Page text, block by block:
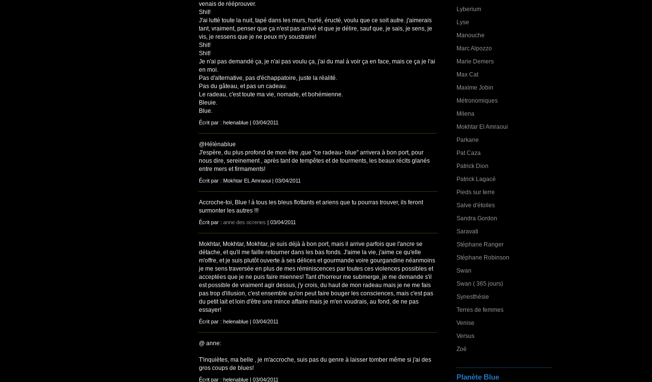
Lyberium
Lyse
Manouche
Marc Alpozzo
Marie Demers
Max Cat
Maxime Jobin
Métronomiques
Milena
Mokhtar El Amraoui
Parkane
Pat Caza
Patrick Dion
Patrick Lagacé
Pieds sur terre
Salve d'étoiles
Sandra Gordon
Saravati
Stéphane Ranger
Stéphane Robinson
Swan
Swan ( 365 jours)
Synesthésie
Terres de femmes
Venise
Versus
Zoé
Planète Blue
venais de rééprouver.
Shit!
J'ai lutté toute la nuit, tapé dans les murs, hurlé, éructé, voulu que ce soit autre. j'aimerais
tant, vraiment, penser que ça n'est pas arrivé et que je délire, sauf que, je sais, je sens, je
vis, je ressens que je ne peux m'y soustraire!
Shit!
Shit!
Je n'ai pas demandé ça, je n'ai pas voulu ça, j'ai du mal à voir ça en face, mais ce ça je l'ai
en moi.
Pas d'alternative, pas d'échappatoire, juste la réalité.
Pas du gâteau, et pas un cadeau.
Le radeau, c'est toute ma vie, nomade, et bohémienne.
Bleuie.
Blue.
Écrit par : helenablue | 03/04/2011
@Hélènablue
J'espère, du plus profond de mon être ,que "ce radeau- blue" arrivera à bon port, pour
nous dire, sereinement , après tant de tempêtes et de tourments, les beaux récits glanés
entre mers et firmaments!
Écrit par : Mokhtar EL Amraoui | 03/04/2011
Accroche-toi, Blue ! à tous les bleus flottants et ariens que tu pourras trouver, ils feront
surmonter les autres !!!
Écrit par : anne des ocreries | 03/04/2011
Mokhtar, Mokhtar, Mokhtar, je suis déjà à bon port, mais il arrive parfois que l'ancre se
détache, et qu'il me faille retourner dans les bas fonds. J'aime la vie, j'aime ce qu'elle
m'offre, et je suis plutôt ouverte à ses délices et gourmande voire gourgandine néanmoins
je me sens traversée en plus de mes réminiscences par toutes ces violences possibles et
acceptées que je ne puis faire miennes! Tant d'horreur me submerge, je me demande s'il
est possible de vraiment agir dessus, j'y crois, du haut de mon radeau mais je ne me fais
pas trop d'illusion, c'est ensemble qu'on peut faire bouger les consciences, mais c'est pas
du petit lait et loin d'être une mince affaire mais je m'en voudrais, au fond, de ne pas
essayer!
Écrit par : helenablue | 03/04/2011
@ anne:
T'inquiètes, ma belle , je m'accroche, suis pas du genre à laisser tomber même si j'ai des
gros coups de blues!
Écrit par : helenablue | 03/04/2011